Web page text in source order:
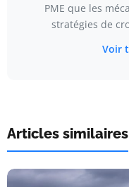
PME que les
stratégies de
Voir
Articles similaires